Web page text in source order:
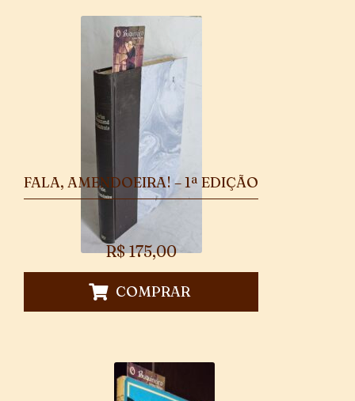
FALA, AMENDOEIRA! – 1ª EDIÇÃO
R$175,00
COMPRAR